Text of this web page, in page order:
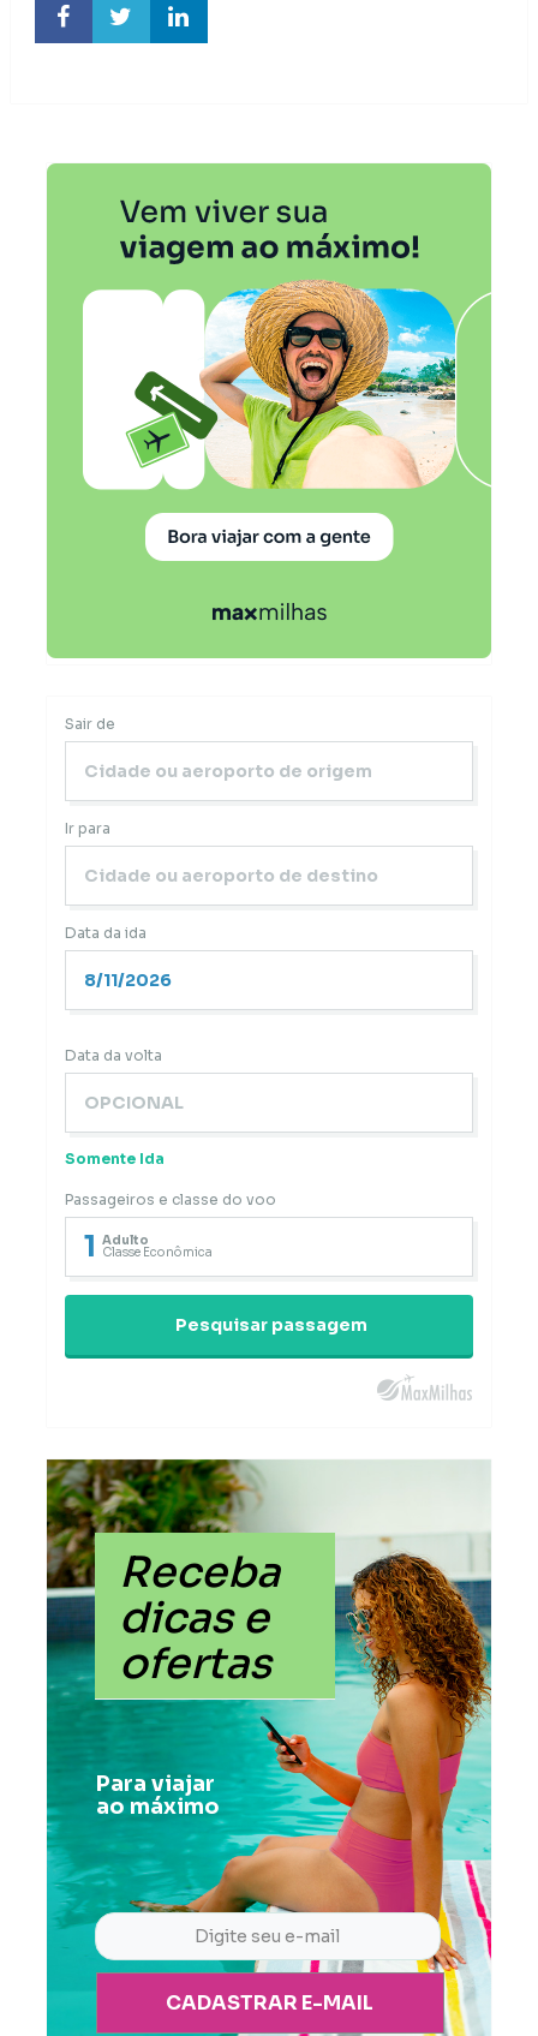
Sair de
Ir para
Data da ida
Data da volta
Somente Ida
Passageiros e classe do voo
1 Adulto
Classe Econômica
Pesquisar passagem
Receba
dicas e
ofertas
Para viajar
ao máximo
CADASTRAR E-MAIL